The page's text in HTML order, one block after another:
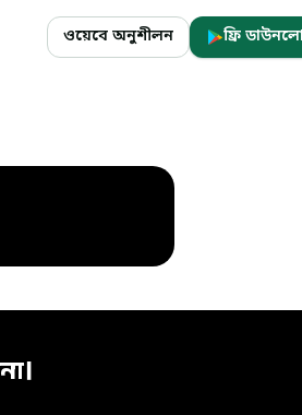
ওয়েবে অনুশীলন ফ্রি